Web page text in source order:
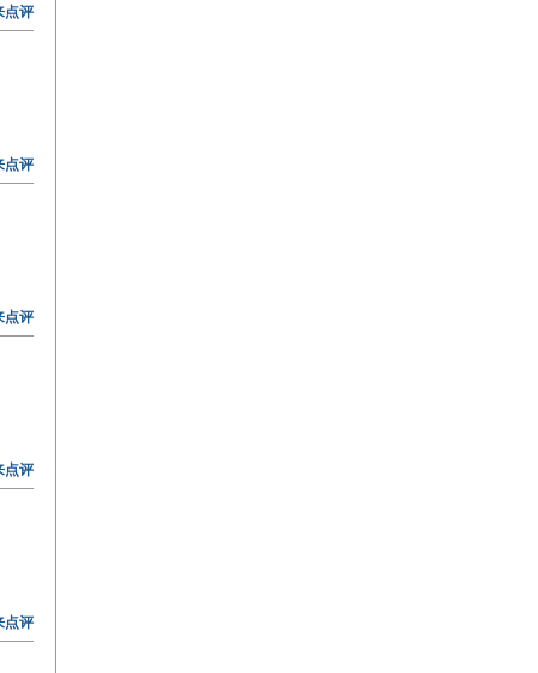
点评
点评
点评
点评
点评